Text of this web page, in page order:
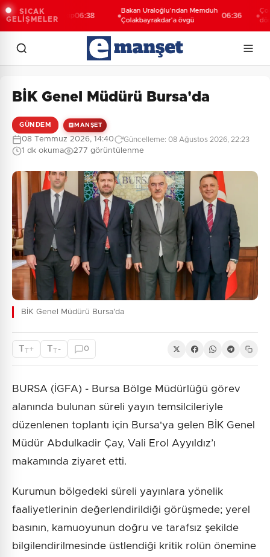
SICAK
GELİŞMELER
sıkı takip06:38
Bakan Uraloğlu'ndan Memduh
Çolakbayrakdar'a övgü
Çocuk
dönem
BİK Genel Müdürü Bursa'da
GÜNDEM MANŞET
08 Temmuz 2026, 14:40 Güncelleme: 08 Ağustos 2026, 22:23
1 dk okuma 277 görüntülenme
BİK Genel Müdürü Bursa'da
TT+ TT - 0
BURSA (İGFA) - Bursa Bölge Müdürlüğü görev
alanında bulunan süreli yayın temsilcileriyle
düzenlenen toplantı için Bursa'ya gelen BİK Genel
Müdür Abdulkadir Çay, Vali Erol Ayyıldız’ı
makamında ziyaret etti.
Kurumun bölgedeki süreli yayınlara yönelik
faaliyetlerinin değerlendirildiği görüşmede; yerel
basının, kamuoyunun doğru ve tarafsız şekilde
bilgilendirilmesinde üstlendiği kritik rolün önemine